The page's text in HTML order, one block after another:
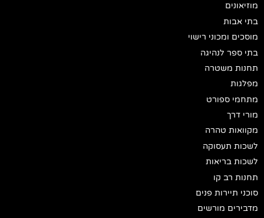
מוזיאונים
בתי אבות
מוסכים ומכוני רישוי
בתי ספר לנהיגה
תחנות משטרה
מפלגות
מתחמי ספורט
מורי דרך
מקוואות טהרה
לשכות תעסוקה
לשכות בריאות
תחנות רב קו
סוכני תיירות פנים
מדבירים מורשים